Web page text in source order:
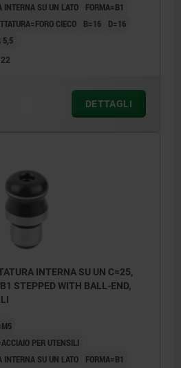
INTERNA SU UN LATO
FORMA=B1
CIECO
B=16
D=16
5,5
DETTAGLI
INTERNA SU UN C=25,
STEPPED WITH BALL-END,
PER UTENSILI
INTERNA SU UN LATO
FORMA=B1